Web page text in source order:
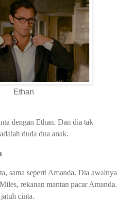
dengan Ethan. Dan dia tak
duda dua anak.
sama seperti Amanda. Dia awalnya
rekanan mantan pacar Amanda.
cinta.